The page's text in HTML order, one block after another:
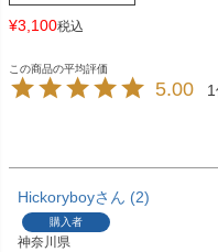
¥3,100税込
5.00 1
Hickoryboy 2
購入者
神奈川県